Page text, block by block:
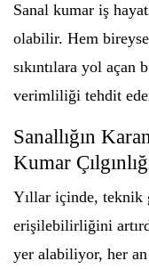
Sanal kumar iş
olabilir. Hem
sıkıntılara yol açan
verimliliği tehdit
Sanallığın
Kumar
Yıllar içinde, teknik
erişilebilirliğini
yer alabiliyor, her